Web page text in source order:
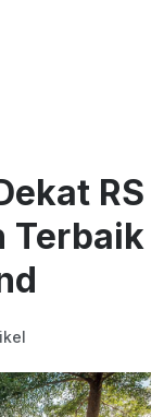
RS
Terbaik